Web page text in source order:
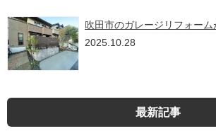
吹田市のガレージリフォーム
2025.10.28
最新記事